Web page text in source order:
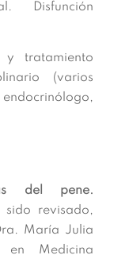
Disfunción
y tratamiento
(varios
del pene.
sido revisado,
María Julia
en Medicina